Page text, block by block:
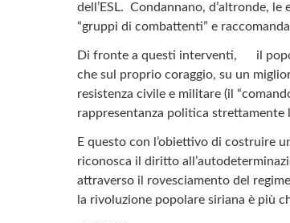
dell’ESL. Condannano, d’altronde,
“gruppi di combattenti” e
Di fronte a questi interventi, il
che sul proprio coraggio, su un
resistenza civile e militare (il
rappresentanza politica strettamente
E questo con l’obiettivo di costruire
riconosca il diritto
attraverso il rovesciamento del
la rivoluzione popolare siriana è più